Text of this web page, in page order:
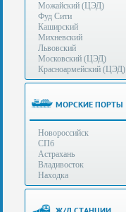
рекомендует
Таможенные
процедуры
(особенности):
Полезная
информация
Стоимость
услуг
Контакты
Можайский (ЦЭД)
Фуд Сити
Каширский
Михневский
Львовский
Московский (ЦЭД)
Красноармейский (ЦЭД)
МОРСКИЕ ПОРТЫ
Новороссийск
СПб
Астрахань
Владивосток
Находка